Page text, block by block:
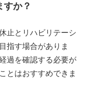
すか？
止とリハビリテーシ
指す場合がありま
過を確認する必要が
とはおすすめできま